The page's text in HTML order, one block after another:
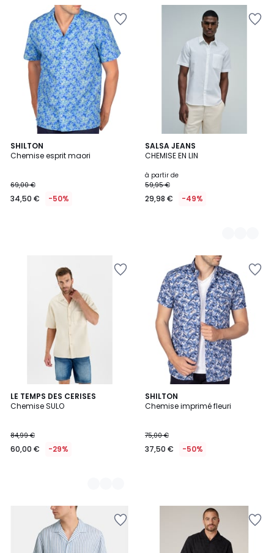
SHILTON
Chemise esprit maori
69,00 €
34,50 € -50%
SALSA JEANS
CHEMISE EN LIN
à partir de
59,95 €
29,98 € -49%
3
Couleurs
LE TEMPS DES CERISES
Chemise SULO
84,99 €
60,00 € -29%
2
Couleurs
SHILTON
Chemise imprimé fleuri
75,00 €
37,50 € -50%